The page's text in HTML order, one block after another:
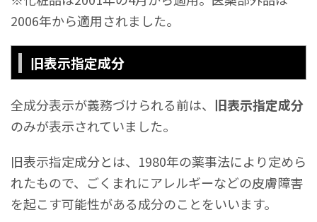
2006年から適用されました。
旧表示指定成分
全成分表示が義務づけられる前は、 旧表示指定成分
のみが表示されていました。
旧表示指定成分とは、1980年の薬事法により定めら
れたもので、ごくまれにアレルギーなどの皮膚障害
を起こす可能性がある成分のことをいいます。